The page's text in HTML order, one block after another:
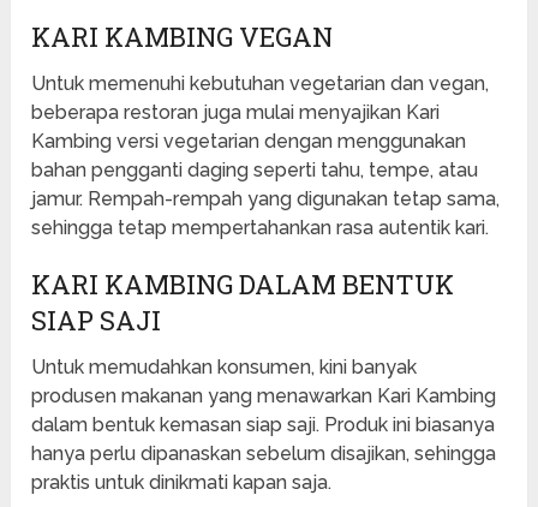
KARI KAMBING VEGAN
Untuk memenuhi kebutuhan vegetarian dan vegan,
beberapa restoran juga mulai menyajikan Kari
Kambing versi vegetarian dengan menggunakan
bahan pengganti daging seperti tahu, tempe, atau
jamur. Rempah-rempah yang digunakan tetap sama,
sehingga tetap mempertahankan rasa autentik kari.
KARI KAMBING DALAM BENTUK
SIAP SAJI
Untuk memudahkan konsumen, kini banyak
produsen makanan yang menawarkan Kari Kambing
dalam bentuk kemasan siap saji. Produk ini biasanya
hanya perlu dipanaskan sebelum disajikan, sehingga
praktis untuk dinikmati kapan saja.